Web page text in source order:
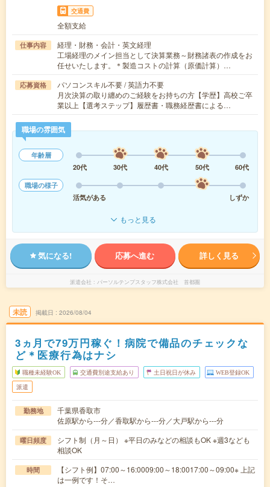
交通費
全額支給
仕事内容
経理・財務・会計・英文経理
工場経理のメイン担当として決算業務～財務諸表の作成をお
任せいたします。＊製造コストの計算（原価計算）…
応募資格
パソコンスキル不要 / 英語力不要
月次決算の取り纏めのご経験をお持ちの方【学歴】高校ご卒
業以上【選考ステップ】履歴書・職務経歴書による…
職場の雰囲気
年齢層
20代
30代 40代 50代
60代
職場の様子
活気がある
しずか
もっと見る
気になる! 応募へ進む 詳しく見る
派遣会社 パーソルテンプスタッフ株式会社 首都圏
未読 掲載日 2026/08/04
3ヵ月で79万円稼ぐ！病院で備品のチェックな
ど＊医療行為はナシ
職種未経験OK 交通費別途支給あり 土日祝日が休み WEB登録OK
派遣
勤務地
千葉県香取市
佐原駅から---分／香取駅から---分／大戸駅から---分
曜日頻度
シフト制（月～日） ※平日のみなどの相談もOK ※週3なども
相談OK
時間
【シフト例】07:00～16:0009:00～18:0017:00～09:00※ 上記
は一例です！そ…